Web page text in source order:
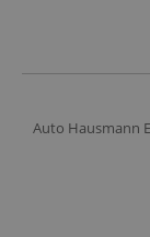
Auto Hausmann